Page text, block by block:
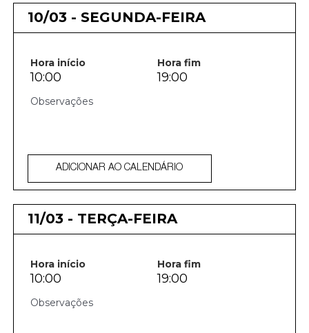
10/03 - SEGUNDA-FEIRA
Hora início Hora fim
10:00 19:00
ADICIONAR AO CALENDÁRIO
11/03 - TERÇA-FEIRA
Hora início Hora fim
10:00 19:00